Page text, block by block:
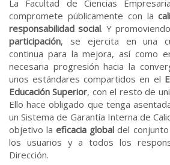
La Facultad de Ciencias
compromete públicamente con la
responsabilidad social. Y
participación, se ejercita en una
continua para la mejora, así como
necesaria progresión hacia la
unos estándares compartidos en el
Educación Superior, con el resto de
Ello hace obligado que tenga
un Sistema de Garantía Interna de
objetivo laeficacia global del
los usuarios y a todos los
Dirección.